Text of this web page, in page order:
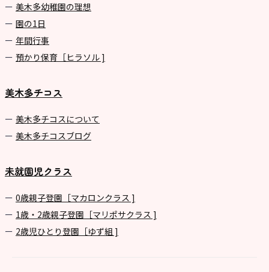
美⽊多幼稚園の理想
園の1⽇
年間⾏事
預かり保育［ヒラソル ]
美木多チコス
美⽊多チコスについて
美⽊多チコスブログ
未就園児クラス
0歳親子登園［マカロンクラス ]
1歳・2歳親子登園［マリポサクラス ]
2歳児ひとり登園［ゆず組 ]